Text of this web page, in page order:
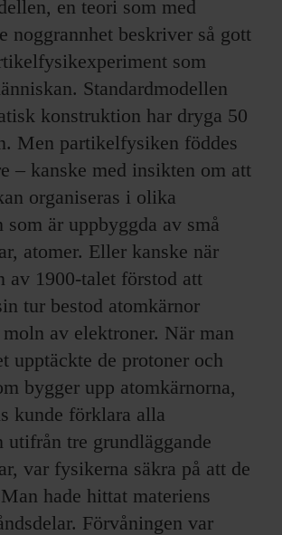
en teori som med
noggrannhet beskriver så gott
som
Standardmodellen
konstruktion har dryga 50
Men partikelfysiken föddes
– kanske med insikten om att
organiseras i olika
som är uppbyggda av små
atomer. Eller kanske när
av 1900-talet förstod att
tur bestod atomkärnor
av elektroner. När man
upptäckte de protoner och
bygger upp atomkärnorna,
kunde förklara alla
utifrån tre grundläggande
var fysikerna säkra på att de
hade hittat materiens
Förvåningen var